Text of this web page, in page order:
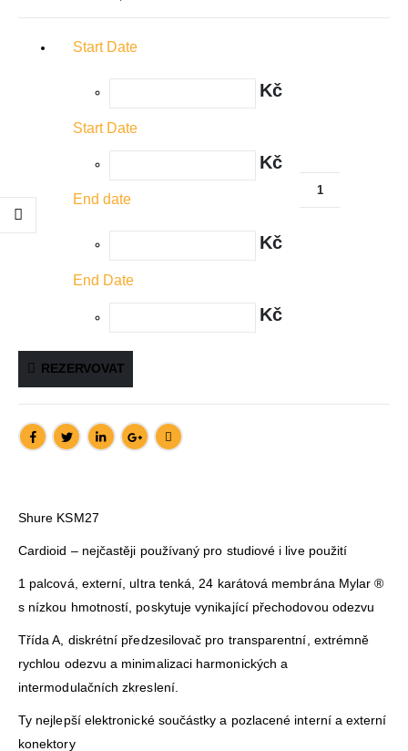
Start Date
Kč
Start Date
Kč
End date
Kč
End Date
Kč
REZERVOVAT
Shure KSM27
Cardioid – nejčastěji používaný pro studiové i live použití
1 palcová, externí, ultra tenká, 24 karátová membrána Mylar ®
s nízkou hmotností, poskytuje vynikající přechodovou odezvu
Třída A, diskrétní předzesilovač pro transparentní, extrémně
rychlou odezvu a minimalizaci harmonických a
intermodulačních zkreslení.
Ty nejlepší elektronické součástky a pozlacené interní a externí
konektory